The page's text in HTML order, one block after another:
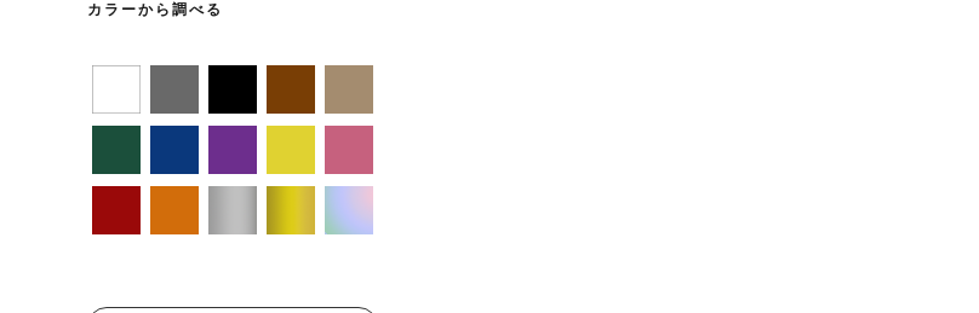
カラーから調べる